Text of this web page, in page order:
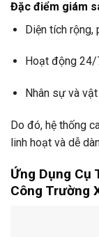
Đặc điểm giám
Diện tích rộng,
Hoạt động 24/
Nhân sự và
Do đó, hệ thống
linh hoạt và dễ
Ứng Dụng Cụ
Công Trường